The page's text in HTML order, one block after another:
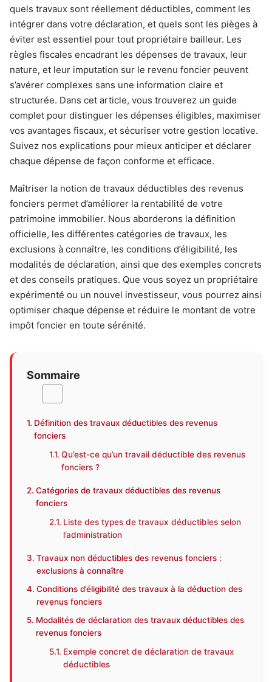
quels travaux sont réellement déductibles, comment les
intégrer dans votre déclaration, et quels sont les pièges à
éviter est essentiel pour tout propriétaire bailleur. Les
règles fiscales encadrant les dépenses de travaux, leur
nature, et leur imputation sur le revenu foncier peuvent
s’avérer complexes sans une information claire et
structurée. Dans cet article, vous trouverez un guide
complet pour distinguer les dépenses éligibles, maximiser
vos avantages fiscaux, et sécuriser votre gestion locative.
Suivez nos explications pour mieux anticiper et déclarer
chaque dépense de façon conforme et efficace.
Maîtriser la notion de travaux déductibles des revenus
fonciers permet d’améliorer la rentabilité de votre
patrimoine immobilier. Nous aborderons la définition
officielle, les différentes catégories de travaux, les
exclusions à connaître, les conditions d’éligibilité, les
modalités de déclaration, ainsi que des exemples concrets
et des conseils pratiques. Que vous soyez un propriétaire
expérimenté ou un nouvel investisseur, vous pourrez ainsi
optimiser chaque dépense et réduire le montant de votre
impôt foncier en toute sérénité.
Sommaire
Définition des travaux déductibles des revenus
fonciers
Qu’est-ce qu’un travail déductible des revenus
fonciers ?
Catégories de travaux déductibles des revenus
fonciers
Liste des types de travaux déductibles selon
l’administration
Travaux non déductibles des revenus fonciers :
exclusions à connaître
Conditions d’éligibilité des travaux à la déduction des
revenus fonciers
Modalités de déclaration des travaux déductibles des
revenus fonciers
Exemple concret de déclaration de travaux
déductibles